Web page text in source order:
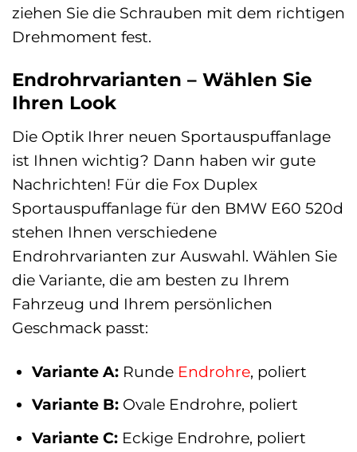
ziehen Sie die Schrauben mit dem richtigen
Drehmoment fest.
Endrohrvarianten – Wählen Sie
Ihren Look
Die Optik Ihrer neuen Sportauspuffanlage
ist Ihnen wichtig? Dann haben wir gute
Nachrichten! Für die Fox Duplex
Sportauspuffanlage für den BMW E60 520d
stehen Ihnen verschiedene
Endrohrvarianten zur Auswahl. Wählen Sie
die Variante, die am besten zu Ihrem
Fahrzeug und Ihrem persönlichen
Geschmack passt:
Variante A:Runde Endrohre, poliert
Variante B:Ovale Endrohre, poliert
Variante C:Eckige Endrohre, poliert